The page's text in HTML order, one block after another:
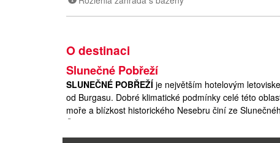
O destinaci
Slunečné Pobřeží
SLUNEČNÉ POBŘEŽÍ je největším hotelovým
od Burgasu. Dobré klimatické podmínky celé této
moře a blízkost historického Nesebru činí ze
Černomoří. Dopravu v letovisku zajišťují minivláčky a
Slunečné Pobřeží je ideální místo pro strávení